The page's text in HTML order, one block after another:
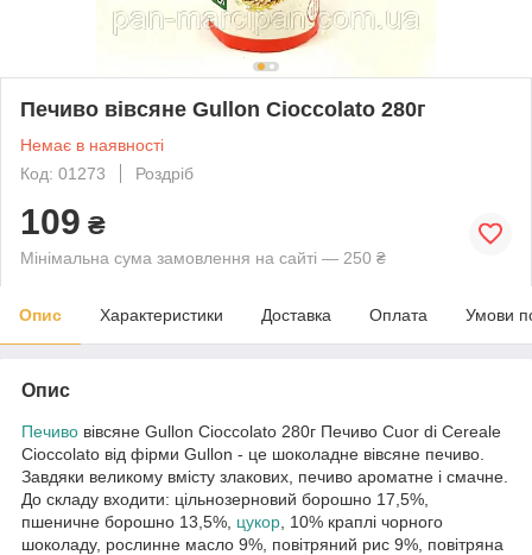
Печиво вівсяне Gullon Cioccolato 280г
Немає в наявності
Код: 01273
Роздріб
109 ₴
Мінімальна сума замовлення на сайті — 250 ₴
Опис Характеристики Доставка Оплата Умови
Опис
Печиво вівсяне Gullon Cioccolato 280г Печиво Cuor di Cereale
Cioccolato від фірми Gullon - це шоколадне вівсяне печиво.
Завдяки великому вмісту злакових, печиво ароматне і смачне.
До складу входити: цільнозерновий борошно 17,5%,
пшеничне борошно 13,5%, цукор , 10% краплі чорного
шоколаду, рослинне масло 9%, повітряний рис 9%, повітряна